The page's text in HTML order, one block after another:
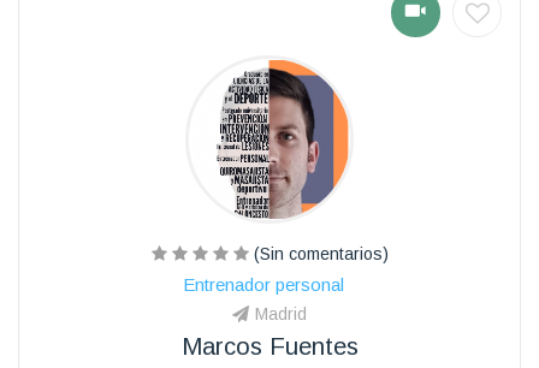
(Sin comentarios)
Entrenador personal
Madrid
Marcos Fuentes